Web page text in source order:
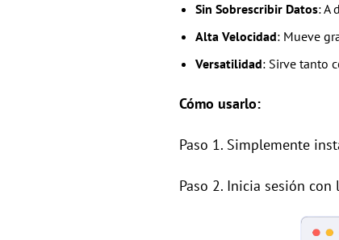
Sin Sobrescribir Datos: A
Alta Velocidad: Mueve
Versatilidad: Sirve tanto
Cómo usarlo:
Paso 1. Simplemente
Paso 2. Inicia sesión